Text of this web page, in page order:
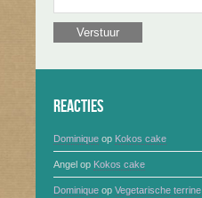
Reacties
Dominique op Kokos cake
Angel op Kokos cake
Dominique op Vegetarische terrine